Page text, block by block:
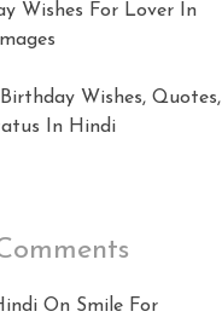
Wishes For Lover In
Wishes, Quotes,
In Hindi
On Smile For